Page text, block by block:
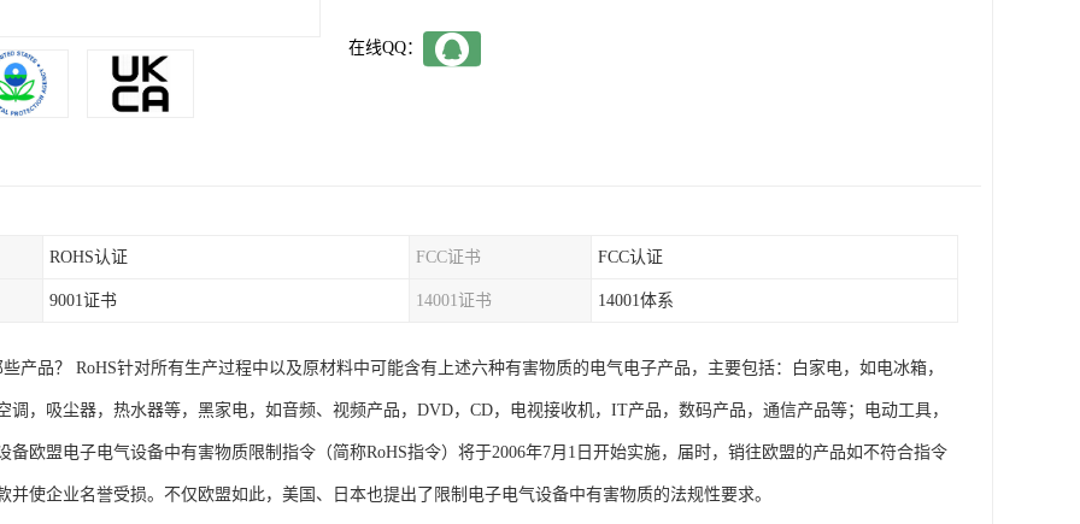
在线QQ：
ROHS认证 FCC证书 FCC认证
9001证书 14001证书 14001体系
产品？ RoHS针对所有生产过程中以及原材料中可能含有上述六种有害物质的电气电子产品，主要包括：白家电，如电冰箱，
调，吸尘器，热水器等，黑家电，如音频、视频产品，DVD，CD，电视接收机，IT产品，数码产品，通信产品等；电动工具，
备欧盟电子电气设备中有害物质限制指令（简称RoHS指令）将于2006年7月1日开始实施，届时，销往欧盟的产品如不符合指令
并使企业名誉受损。不仅欧盟如此，美国、日本也提出了限制电子电气设备中有害物质的法规性要求。